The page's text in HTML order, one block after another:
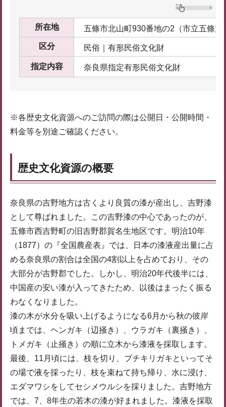
所在地 五條市北山町930番地の2（市立五條文
区分 民俗｜有形民俗文化財
指定内容 奈良県指定有形民俗文化財
※各歴史文化資源へのご訪問の際は公開日・公開時間・
料金等を別途ご確認ください。
歴史文化資源の概要
奈良県の吉野地方は古くより良質の漆が産出し、吉野漆
として尊ばれました。この吉野漆の中心であったのが、
五條市西吉野町の旧吉野郡賀名生地区です。明治10年
（1877）の『全国農産表』では、日本の漆液産出量に占
める奈良県の割合は全国の4割以上を占めており、その
大部分が吉野郡でした。しかし、明治20年代後半には、
中国産の安い漆が入ってきたため、以後はまったく振る
わなくなりました。
漆の木が水分を吸い上げるようになる6月から秋の彼岸
頃までは、ヘンガキ（辺掻き）、ウラガキ（裏掻き）、
トメガキ（止掻き）の順に立木から漆液を採取します。
最後、11月頃には、枝を切り、ブチキリガキといってそ
の場で液を採ったり、枝を束ねて持ち帰り、水に浸け、
エダマワシをしてセシメウルシを採りました。吉野地方
では、7、8年生の若木の漆が好まれました。漆液を採取